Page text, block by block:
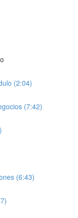
(2:04)
(7:42)
(6:43)